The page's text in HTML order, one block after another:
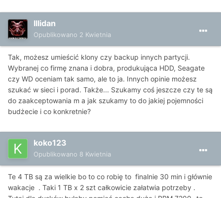
Illidan
Opublikowano 2 Kwietnia
Tak, możesz umieścić klony czy backup innych partycji.
Wybranej co firmę znana i dobra, produkująca HDD, Seagate
czy WD oceniam tak samo, ale to ja. Innych opinie możesz
szukać w sieci i porad. Także... Szukamy coś jeszcze czy te są
do zaakceptowania m a jak szukamy to do jakiej pojemności
budżecie i co konkretnie?
koko123
Opublikowano 8 Kwietnia
Te 4 TB są za wielkie bo to co robię to finalnie 30 min i głównie
wakacje . Taki 1 TB x 2 szt całkowicie załatwia potrzeby .